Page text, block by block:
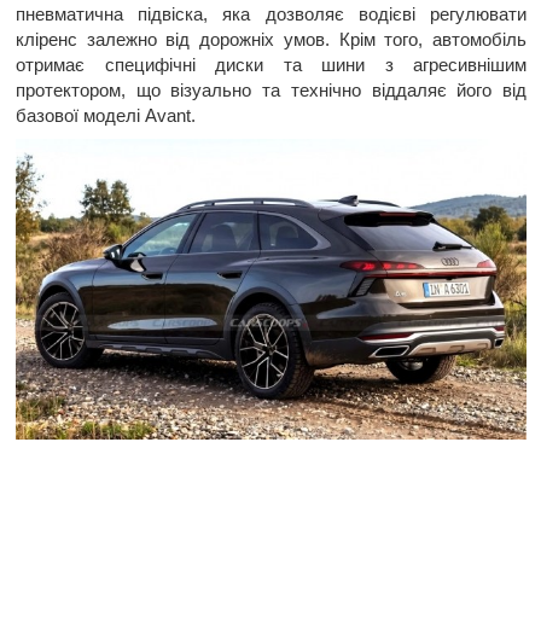
пневматична підвіска, яка дозволяє водієві регулювати
кліренс залежно від дорожніх умов. Крім того, автомобіль
отримає специфічні диски та шини з агресивнішим
протектором, що візуально та технічно віддаляє його від
базової моделі Avant.